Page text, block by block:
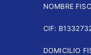
NOMBRE
CIF:
DOMICILIO